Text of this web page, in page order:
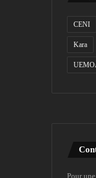
CENI
Kara
Pour